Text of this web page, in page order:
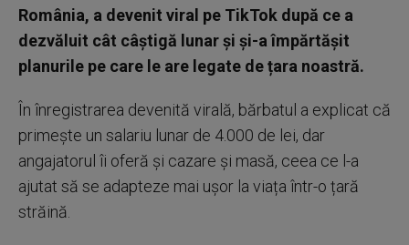
România, a devenit viral pe TikTok după ce a
dezvăluit cât câștigă lunar și și-a împărtășit
planurile pe care le are legate de țara noastră.
În înregistrarea devenită virală, bărbatul a explicat că
primește un salariu lunar de 4.000 de lei, dar
angajatorul îi oferă și cazare și masă, ceea ce l-a
ajutat să se adapteze mai ușor la viața într-o țară
străină.